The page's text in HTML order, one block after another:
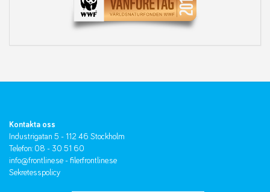
Kontakta oss
Industrigatan 5 - 112 46 Stockholm
Telefon: 08 - 30 51 60
info@frontline.se - filer.frontline.se
Sekretesspolicy